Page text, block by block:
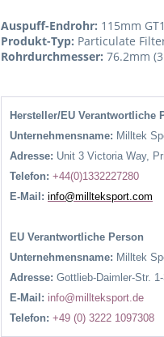
Auspuff-Endrohr: 115mm
Produkt-Typ: Particulate
Rohrdurchmesser: 76.2mm
Hersteller/EU Verantwortliche
Unternehmensname: Milltek
Adresse: Unit 3 Victoria Way,
Telefon: +44(0)1332227280
E-Mail: info@millteksport.com
EU Verantwortliche Person
Unternehmensname: Milltek
Adresse: Gottlieb-Daimler-Str.
E-Mail: info@millteksport.de
Telefon: +49 (0) 3222 1097308